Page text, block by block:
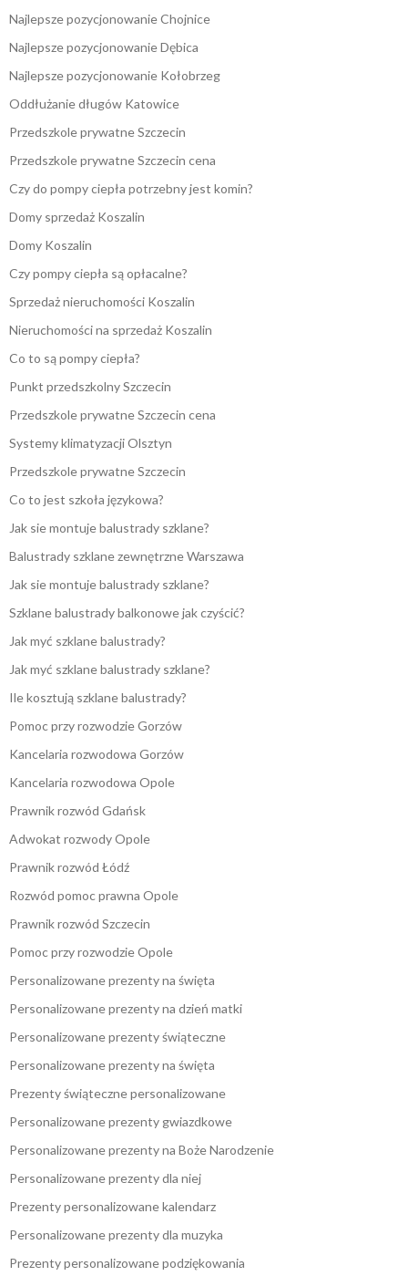
Najlepsze pozycjonowanie Chojnice
Najlepsze pozycjonowanie Dębica
Najlepsze pozycjonowanie Kołobrzeg
Oddłużanie długów Katowice
Przedszkole prywatne Szczecin
Przedszkole prywatne Szczecin cena
Czy do pompy ciepła potrzebny jest komin?
Domy sprzedaż Koszalin
Domy Koszalin
Czy pompy ciepła są opłacalne?
Sprzedaż nieruchomości Koszalin
Nieruchomości na sprzedaż Koszalin
Co to są pompy ciepła?
Punkt przedszkolny Szczecin
Przedszkole prywatne Szczecin cena
Systemy klimatyzacji Olsztyn
Przedszkole prywatne Szczecin
Co to jest szkoła językowa?
Jak sie montuje balustrady szklane?
Balustrady szklane zewnętrzne Warszawa
Jak sie montuje balustrady szklane?
Szklane balustrady balkonowe jak czyścić?
Jak myć szklane balustrady?
Jak myć szklane balustrady szklane?
Ile kosztują szklane balustrady?
Pomoc przy rozwodzie Gorzów
Kancelaria rozwodowa Gorzów
Kancelaria rozwodowa Opole
Prawnik rozwód Gdańsk
Adwokat rozwody Opole
Prawnik rozwód Łódź
Rozwód pomoc prawna Opole
Prawnik rozwód Szczecin
Pomoc przy rozwodzie Opole
Personalizowane prezenty na święta
Personalizowane prezenty na dzień matki
Personalizowane prezenty świąteczne
Personalizowane prezenty na święta
Prezenty świąteczne personalizowane
Personalizowane prezenty gwiazdkowe
Personalizowane prezenty na Boże Narodzenie
Personalizowane prezenty dla niej
Prezenty personalizowane kalendarz
Personalizowane prezenty dla muzyka
Prezenty personalizowane podziękowania